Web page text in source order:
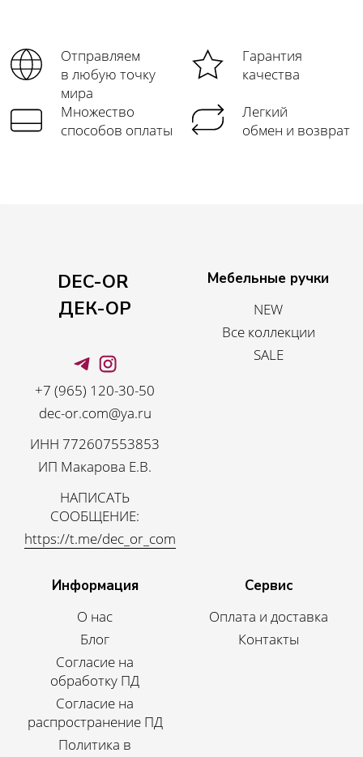
Отправляем
в любую точку
мира
Гарантия
качества
Множество
способов оплаты
Легкий
обмен и возврат
DEC-OR
ДЕК-ОР
+7 (965) 120-30-50
dec-or.com@ya.ru
ИНН 772607553853
ИП Макарова Е.В.
НАПИСАТЬ
СООБЩЕНИЕ:
https://t.me/dec_or_com
Мебельные ручки
NEW
Все коллекции
SALE
Информация
О нас
Блог
Согласие на
обработку ПД
Согласие на
распространение ПД
Политика в
Сервис
Оплата и доставка
Контакты